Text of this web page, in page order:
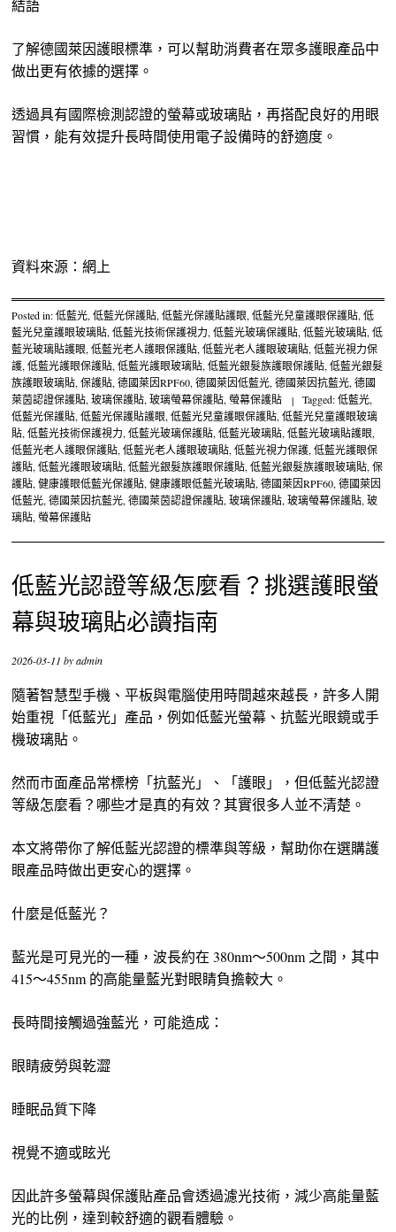
結語
了解德國萊因護眼標準，可以幫助消費者在眾多護眼產品中
做出更有依據的選擇。
透過具有國際檢測認證的螢幕或玻璃貼，再搭配良好的用眼
習慣，能有效提升長時間使用電子設備時的舒適度。
資料來源：網上
Posted in:低藍光,低藍光保護貼,低藍光保護貼護眼,低藍光兒童護眼保護貼,低
藍光兒童護眼玻璃貼,低藍光技術保護視力,低藍光玻璃保護貼,低藍光玻璃貼,低
藍光玻璃貼護眼,低藍光老人護眼保護貼,低藍光老人護眼玻璃貼,低藍光視力保
護,低藍光護眼保護貼,低藍光護眼玻璃貼,低藍光銀髮族護眼保護貼,低藍光銀髮
族護眼玻璃貼,保護貼,德國萊因RPF60,德國萊因低藍光,德國萊因抗藍光,德國
萊茵認證保護貼,玻璃保護貼,玻璃螢幕保護貼,螢幕保護貼 | Tagged:低藍光,
低藍光保護貼,低藍光保護貼護眼,低藍光兒童護眼保護貼,低藍光兒童護眼玻璃
貼,低藍光技術保護視力,低藍光玻璃保護貼,低藍光玻璃貼,低藍光玻璃貼護眼,
低藍光老人護眼保護貼,低藍光老人護眼玻璃貼,低藍光視力保護,低藍光護眼保
護貼,低藍光護眼玻璃貼,低藍光銀髮族護眼保護貼,低藍光銀髮族護眼玻璃貼,保
護貼,健康護眼低藍光保護貼,健康護眼低藍光玻璃貼,德國萊因RPF60,德國萊因
低藍光,德國萊因抗藍光,德國萊茵認證保護貼,玻璃保護貼,玻璃螢幕保護貼,玻
璃貼,螢幕保護貼
低藍光認證等級怎麼看？挑選護眼螢
幕與玻璃貼必讀指南
2026-03-11 byadmin
隨著智慧型手機、平板與電腦使用時間越來越長，許多人開
始重視「低藍光」產品，例如低藍光螢幕、抗藍光眼鏡或手
機玻璃貼。
然而市面產品常標榜「抗藍光」、「護眼」，但低藍光認證
等級怎麼看？哪些才是真的有效？其實很多人並不清楚。
本文將帶你了解低藍光認證的標準與等級，幫助你在選購護
眼產品時做出更安心的選擇。
什麼是低藍光？
藍光是可見光的一種，波長約在 380nm～500nm 之間，其中
415～455nm 的高能量藍光對眼睛負擔較大。
長時間接觸過強藍光，可能造成：
眼睛疲勞與乾澀
睡眠品質下降
視覺不適或眩光
因此許多螢幕與保護貼產品會透過濾光技術，減少高能量藍
光的比例，達到較舒適的觀看體驗。